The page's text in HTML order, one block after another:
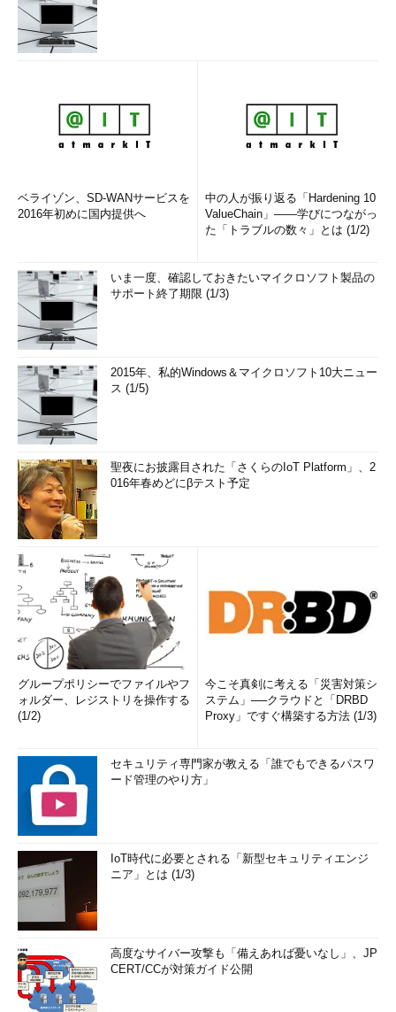
ベライゾン、SD-WANサービスを
2016年初めに国内提供へ
中の人が振り返る「Hardening 10
ValueChain」――学びにつながっ
た「トラブルの数々」とは (1/2)
いま一度、確認しておきたいマイクロソフト製品の
サポート終了期限 (1/3)
2015年、私的Windows＆マイクロソフト10大ニュー
ス (1/5)
聖夜にお披露目された「さくらのIoT Platform」、2
016年春めどにβテスト予定
グループポリシーでファイルやフ
ォルダー、レジストリを操作する
(1/2)
今こそ真剣に考える「災害対策シ
ステム」──クラウドと「DRBD
Proxy」ですぐ構築する方法 (1/3)
セキュリティ専門家が教える「誰でもできるパスワ
ード管理のやり方」
IoT時代に必要とされる「新型セキュリティエンジ
ニア」とは (1/3)
高度なサイバー攻撃も「備えあれば憂いなし」、JP
CERT/CCが対策ガイド公開